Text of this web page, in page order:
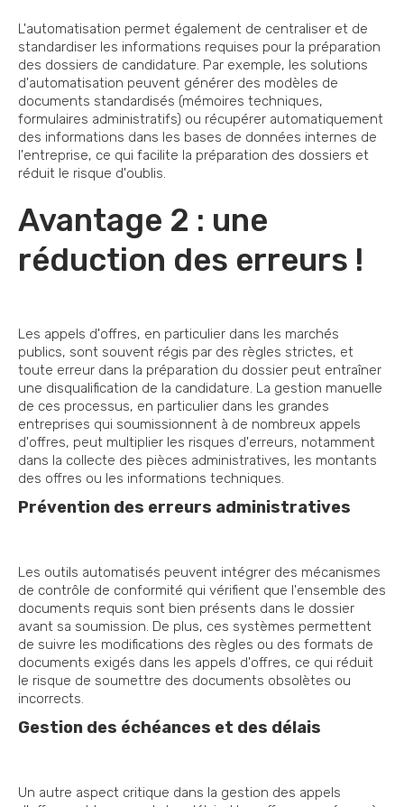
L'automatisation permet également de centraliser et de
standardiser les informations requises pour la préparation
des dossiers de candidature. Par exemple, les solutions
d'automatisation peuvent générer des modèles de
documents standardisés (mémoires techniques,
formulaires administratifs) ou récupérer automatiquement
des informations dans les bases de données internes de
l'entreprise, ce qui facilite la préparation des dossiers et
réduit le risque d'oublis.
Avantage 2 : une
réduction des erreurs !
Les appels d'offres, en particulier dans les marchés
publics, sont souvent régis par des règles strictes, et
toute erreur dans la préparation du dossier peut entraîner
une disqualification de la candidature. La gestion manuelle
de ces processus, en particulier dans les grandes
entreprises qui soumissionnent à de nombreux appels
d'offres, peut multiplier les risques d'erreurs, notamment
dans la collecte des pièces administratives, les montants
des offres ou les informations techniques.
Prévention des erreurs administratives
Les outils automatisés peuvent intégrer des mécanismes
de contrôle de conformité qui vérifient que l'ensemble des
documents requis sont bien présents dans le dossier
avant sa soumission. De plus, ces systèmes permettent
de suivre les modifications des règles ou des formats de
documents exigés dans les appels d'offres, ce qui réduit
le risque de soumettre des documents obsolètes ou
incorrects.
Gestion des échéances et des délais
Un autre aspect critique dans la gestion des appels